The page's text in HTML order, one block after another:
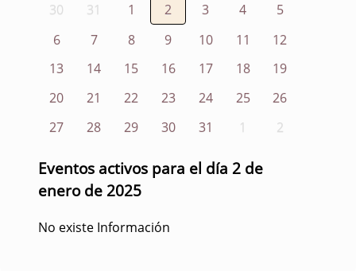
30 31 1 2 3 4
5
6
7 8 9 10 11
12
13
14 15 16 17 18
19
20
21 22 23 24 25
26
27
28 29 30 31 1 2
Eventos activos para el día 2 de
enero de 2025
No existe Información